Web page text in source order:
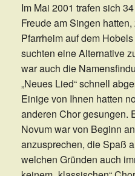
Im Mai 2001 trafen sich
Freude am Singen
Pfarrheim auf dem
suchten eine Alternative
war auch die
„Neues Lied“ schnell
Einige von Ihnen hatten
anderen Chor gesungen.
Novum war von Beginn
anzusprechen, die Spaß
welchen Gründen auch